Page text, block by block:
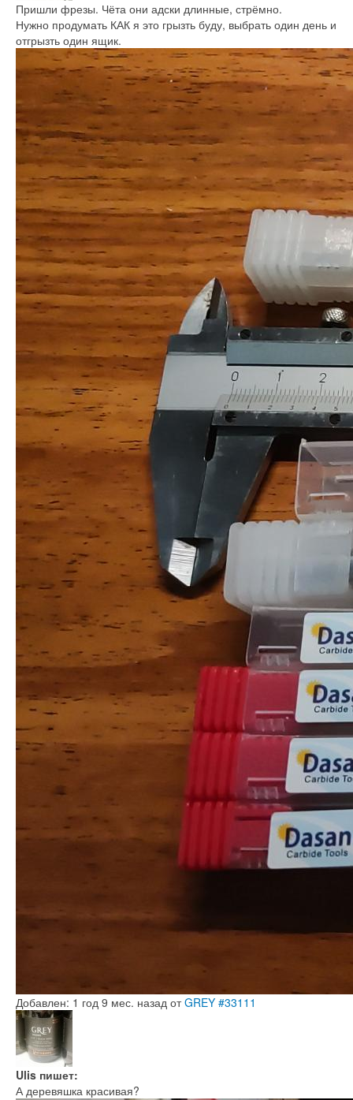
Пришли фрезы. Чёта они адски длинные, стрёмно.
Нужно продумать КАК я это грызть буду, выбрать один день и
отгрызть один ящик.
Добавлен: 1 год 9 мес. назад отGREY #33111
Ulis пишет:
А деревяшка красивая?